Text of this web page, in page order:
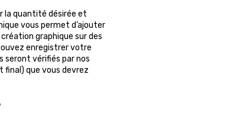
la quantité désirée et
vous permet d’ajouter
graphique sur des
enregistrer votre
seront vérifiés par nos
final) que vous devrez